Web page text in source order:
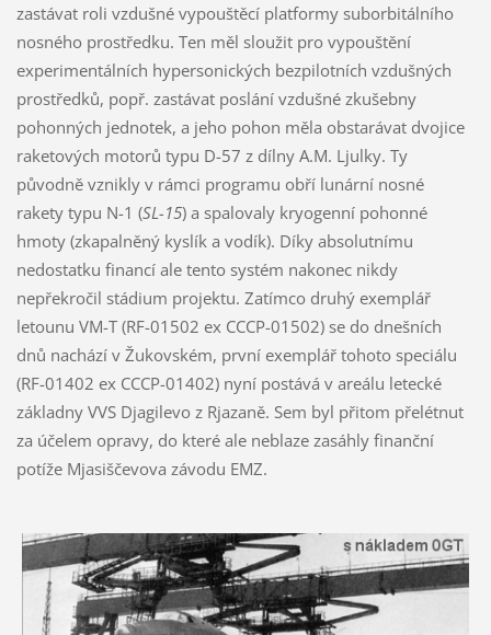
zastávat roli vzdušné vypouštěcí platformy suborbitálního
nosného prostředku. Ten měl sloužit pro vypouštění
experimentálních hypersonických bezpilotních vzdušných
prostředků, popř. zastávat poslání vzdušné zkušebny
pohonných jednotek, a jeho pohon měla obstarávat dvojice
raketových motorů typu D-57 z dílny A.M. Ljulky. Ty
původně vznikly v rámci programu obří lunární nosné
rakety typu N-1 (SL-15) a spalovaly kryogenní pohonné
hmoty (zkapalněný kyslík a vodík). Díky absolutnímu
nedostatku financí ale tento systém nakonec nikdy
nepřekročil stádium projektu. Zatímco druhý exemplář
letounu VM-T (RF-01502 ex CCCP-01502) se do dnešních
dnů nachází v Žukovském, první exemplář tohoto speciálu
(RF-01402 ex CCCP-01402) nyní postává v areálu letecké
základny VVS Djagilevo z Rjazaně. Sem byl přitom přelétnut
za účelem opravy, do které ale neblaze zasáhly finanční
potíže Mjasiščevova závodu EMZ.